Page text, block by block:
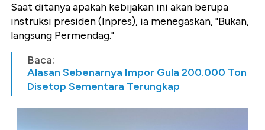
Saat ditanya apakah kebijakan ini akan berupa
instruksi presiden (Inpres), ia menegaskan, "Bukan,
langsung Permendag."
Baca:
Alasan Sebenarnya Impor Gula 200.000 Ton
Disetop Sementara Terungkap